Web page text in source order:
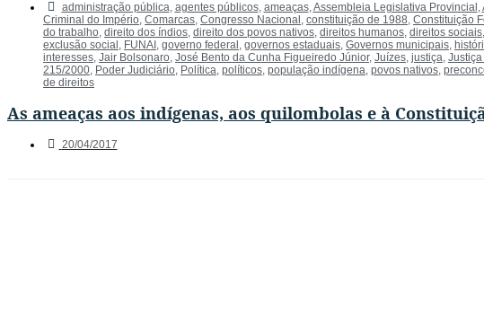
administração pública, agentes públicos, ameaças,Assembleia Legislativa Provincial ,
Criminal do Império, Comarcas, Congresso Nacional , constituição de 1988, Constituição
do trabalho, direito dos índios, direito dos povos nativos, direitos humanos, direitos sociais,
exclusão social , FUNAI , governo federal , governos estaduais, Governos municipais,
interesses, Jair Bolsonaro, José Bento da Cunha Figueiredo Júnior, Juízes, justiça,
215/2000, Poder Judiciário, Política, políticos, população indígena, povos nativos,
de direitos
As ameaças aos indígenas, aos quilombolas e à
20/04/2017